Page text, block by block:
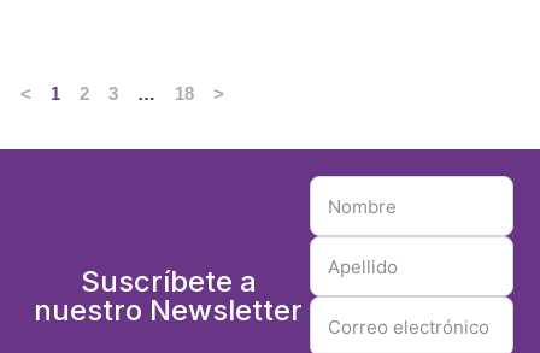
< 1 2 3 … 18 >
Suscríbete a
nuestro Newsletter